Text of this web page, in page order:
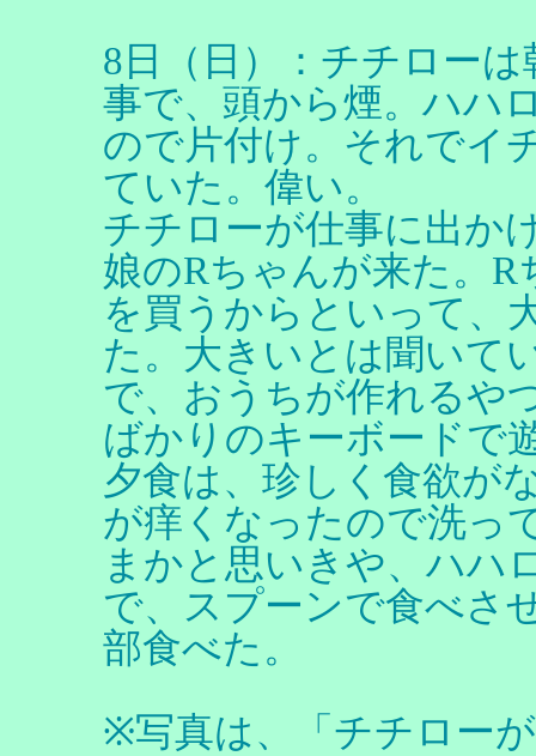
8日（日）：チチロー
事で、頭から煙。ハハ
ので片付け。それでイ
ていた。偉い。
チチローが仕事に出か
娘のRちゃんが来た。
を買うからといって、
た。大きいとは聞いて
で、おうちが作れるや
ばかりのキーボードで
夕食は、珍しく食欲が
が痒くなったので洗っ
まかと思いきや、ハハ
で、スプーンで食べさ
部食べた。
※写真は、「チチロー